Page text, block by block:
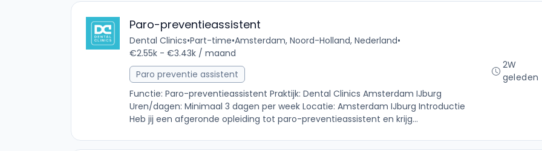
Paro-preventieassistent
Dental Clinics•Part-time•Amsterdam, Noord-Holland, Nederland•
€2.55k - €3.43k / maand
Paro preventie assistent
Functie: Paro-preventieassistent Praktijk: Dental Clinics Amsterdam IJburg
Uren/dagen: Minimaal 3 dagen per week Locatie: Amsterdam IJburg Introductie
Heb jij een afgeronde opleiding tot paro-preventieassistent en krijg...
2W
geleden